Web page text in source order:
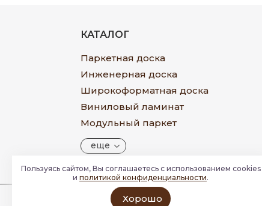
КАТАЛОГ
Паркетная доска
Инженерная доска
Широкоформатная доска
Виниловый ламинат
Модульный паркет
еще
Пользуясь сайтом, Вы соглашаетесь с использованием cookies
и политикой конфиденциальности.
Хорошо